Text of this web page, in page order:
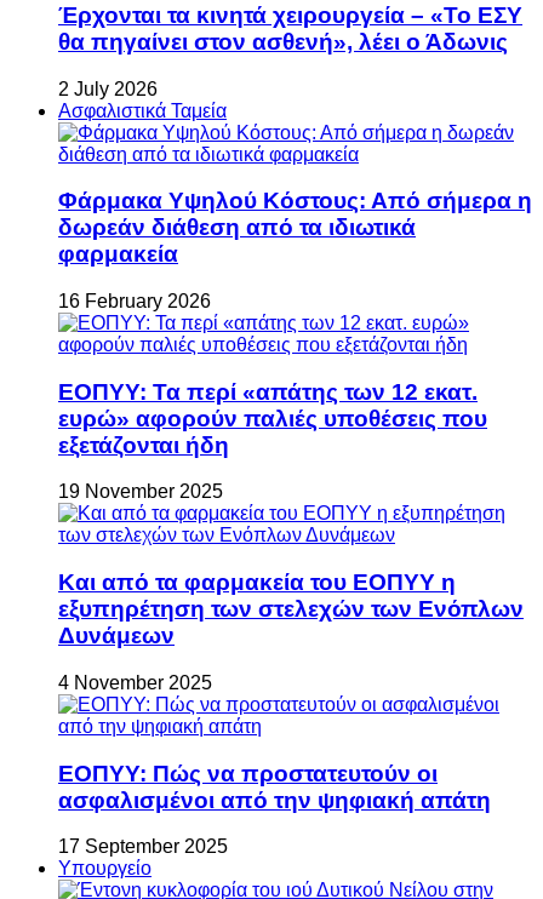
Έρχονται τα κινητά χειρουργεία – «Το ΕΣΥ
θα πηγαίνει στον ασθενή», λέει ο Άδωνις
2 July 2026
Ασφαλιστικά Ταμεία
Φάρμακα Υψηλού Κόστους: Από σήμερα η
δωρεάν διάθεση από τα ιδιωτικά
φαρμακεία
16 February 2026
ΕΟΠΥΥ: Τα περί «απάτης των 12 εκατ.
ευρώ» αφορούν παλιές υποθέσεις που
εξετάζονται ήδη
19 November 2025
Και από τα φαρμακεία του ΕΟΠΥΥ η
εξυπηρέτηση των στελεχών των Ενόπλων
Δυνάμεων
4 November 2025
ΕΟΠΥΥ: Πώς να προστατευτούν οι
ασφαλισμένοι από την ψηφιακή απάτη
17 September 2025
Υπουργείο